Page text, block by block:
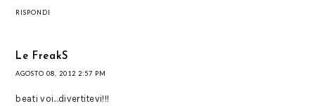
RISPONDI
Le FreakS
AGOSTO 08, 2012 2:57 PM
beati voi...divertitevi!!!